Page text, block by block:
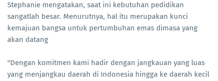
Stephanie mengatakan, saat ini kebutuhan pedidikan
sangatlah besar. Menurutnya, hal itu merupakan kunci
kemajuan bangsa untuk pertumbuhan emas dimasa yang
akan datang
"Dengan komitmen kami hadir dengan jangkauan yang luas
yang menjangkau daerah di Indonesia hingga ke daerah kecil